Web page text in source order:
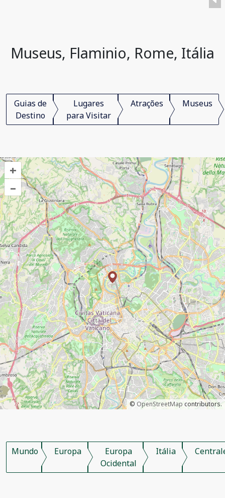
Museus, Flaminio, Rome, Itália
Guias de
Destino
Lugares
para Visitar
Atrações Museus
+
–
© OpenStreetMap contributors.
Mundo Europa
Europa
Ocidental
Itália